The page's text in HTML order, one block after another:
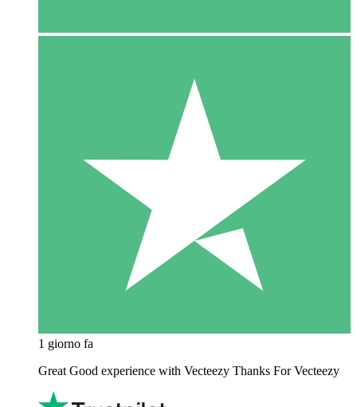
1 giorno fa
Great Good experience with Vecteezy Thanks For Vecteezy